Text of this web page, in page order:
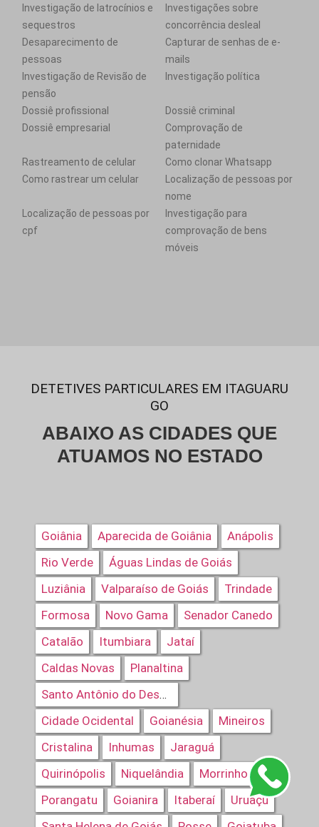
Investigação de latrocínios e
sequestros
Investigações sobre
concorrência desleal
Desaparecimento de
pessoas
Capturar de senhas de e-
mails
Investigação de Revisão de
pensão
Investigação política
Dossiê profissional
Dossiê criminal
Dossiê empresarial
Comprovação de
paternidade
Rastreamento de celular
Como clonar Whatsapp
Como rastrear um celular
Localização de pessoas por
nome
Localização de pessoas por
cpf
Investigação para
comprovação de bens
móveis
DETETIVES PARTICULARES EM ITAGUARU
GO
ABAIXO AS CIDADES QUE
ATUAMOS NO ESTADO
Goiânia Aparecida de Goiânia
Anápolis
Rio Verde
Águas Lindas de Goiás
Luziânia
Valparaíso de Goiás
Trindade
Formosa
Novo Gama
Senador Canedo
Catalão
Itumbiara
Jataí
Caldas Novas
Planaltina
Santo Antônio do Descoberto
Cidade Ocidental Goianésia
Mineiros
Cristalina
Inhumas
Jaraguá
Quirinópolis
Niquelândia
Morrinhos
Porangatu
Goianira Itaberaí
Uruaçu